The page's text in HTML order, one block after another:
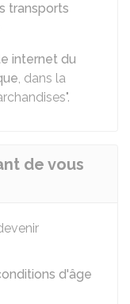
transports
internet du
, dans la
de vous
d'âge